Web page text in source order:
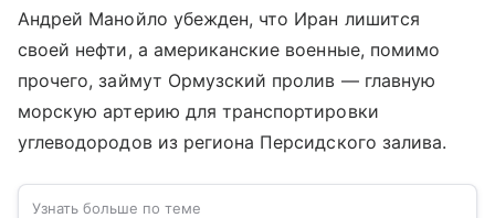
Андрей Манойло убежден, что Иран лишится
своей нефти, а американские военные, помимо
прочего, займут Ормузский пролив — главную
морскую артерию для транспортировки
углеводородов из региона Персидского залива.
Узнать больше по теме